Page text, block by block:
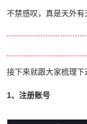
不禁感叹，真是天外有
接下来就跟大家梳理下
1、注册账号